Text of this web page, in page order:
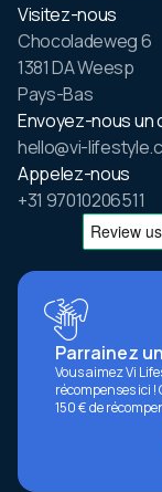
Visitez-nous
Chocoladeweg 6
1381 DA Weesp
Pays-Bas
Envoyez-nous un
hello@vi-
Appelez-nous
+31 97010206511
Parrainez
Vous aimez Vi
récompenses ici !
150 € de